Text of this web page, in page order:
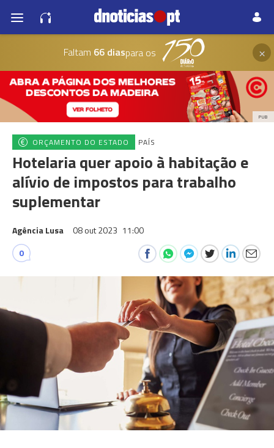
Faltam 66 diaspara os ×
PUB
ORÇAMENTO DO ESTADO PAÍS
Hotelaria quer apoio à habitação e
alívio de impostos para trabalho
suplementar
Agência Lusa 08 out 2023 11:00
0